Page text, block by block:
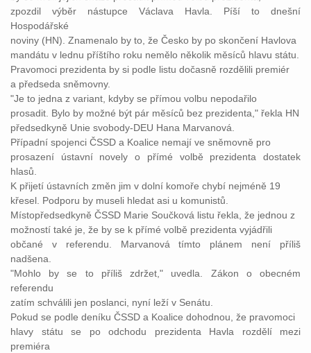
zpozdil výběr nástupce Václava Havla. Píší to dnešní
Hospodářské
noviny (HN). Znamenalo by to, že Česko by po skončení Havlova
mandátu v lednu příštího roku nemělo několik měsíců hlavu státu.
Pravomoci prezidenta by si podle listu dočasně rozdělili premiér
a předseda sněmovny.
"Je to jedna z variant, kdyby se přímou volbu nepodařilo
prosadit. Bylo by možné být pár měsíců bez prezidenta," řekla HN
předsedkyně Unie svobody-DEU Hana Marvanová.
Případní spojenci ČSSD a Koalice nemají ve sněmovně pro
prosazení ústavní novely o přímé volbě prezidenta dostatek
hlasů.
K přijetí ústavních změn jim v dolní komoře chybí nejméně 19
křesel. Podporu by museli hledat asi u komunistů.
Místopředsedkyně ČSSD Marie Součková listu řekla, že jednou z
možností také je, že by se k přímé volbě prezidenta vyjádřili
občané v referendu. Marvanová tímto plánem není příliš
nadšena.
"Mohlo by se to příliš zdržet," uvedla. Zákon o obecném
referendu
zatím schválili jen poslanci, nyní leží v Senátu.
Pokud se podle deníku ČSSD a Koalice dohodnou, že pravomoci
hlavy státu se po odchodu prezidenta Havla rozdělí mezi
premiéra